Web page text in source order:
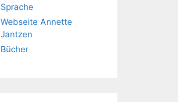
Sprache
Webseite Annette
Jantzen
Bücher